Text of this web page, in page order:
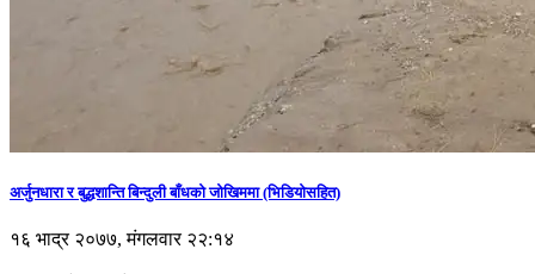
अर्जुनधारा र बुद्धशान्ति बिन्दुली बाँधको जोखिममा (भिडियाेसहित)
१६ भाद्र २०७७, मंगलवार २२:१४